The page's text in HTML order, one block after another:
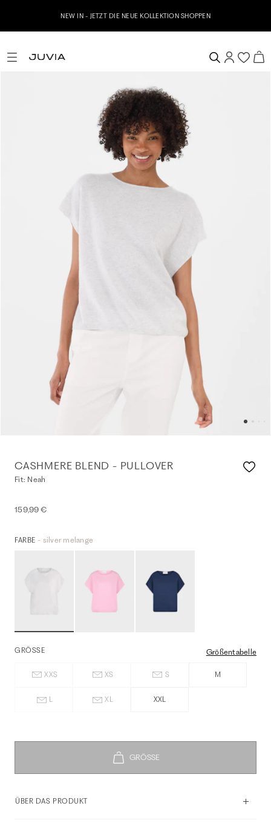
NEW IN - JETZT DIE NEUE KOLLEKTION SHOPPEN
CASHMERE BLEND - PULLOVER
Fit: Neah
159,99 €
FARBE - silver melange
GRÖSSE Größentabelle
XXS XS S M
L XL XXL
ÜBER DAS PRODUKT